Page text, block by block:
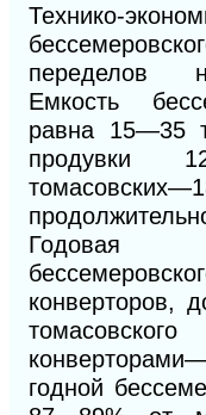
Технико-
переделов
Емкость
равна 15—35
продувки
Годовая
конверторов,
годной